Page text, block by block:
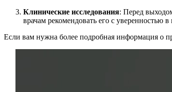
Клинические исследования: Перед
врачам рекомендовать его с уверенностью в
Если вам нужна более подробная информация о